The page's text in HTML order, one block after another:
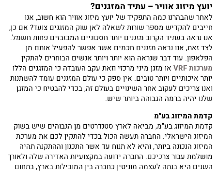
יועץ מיזוג אוויר – עתיד המזגנים?
לאחר שהבהרנו כמה התפקיד של יועץ מיזוג אוויר הוא חשוב, אנו
חייבים להקדיש מספר שורות לשאלה לאן שוק המזגנים צועד? אם כן,
אנו נראה בעתיד הקרוב מזגנים יותר חסכוניים המבזבזים פחות חשמל.
לצד זאת, אנו נראה מזגנים חכמים אשר אפשר להפעיל אותם מן
הפלאפון. עוד דבר שנראה הוא יותר ויותר אנשים הבוחרים להתקין
מערכות VRF
או מזגן מיני מרכזי וזאת עקב העובדה כי המזגנים הללו
יותר איכותיים ויותר טובים. אין ספק כי עולם המזגנים עומד להשתנות
ואנו צריכים לעקוב אחר השינויים בעולם זה, בכדי להבטיח כי המזגן
שלנו יהיה ברמה הגבוהה ביותר שיש.
קדמת המיזוג בע"מ
קדמת המיזוג בע"מ, מביאה לארץ סטנדרטים מן הגבוהים שיש בשוק
המיזוג הישראלי. החברה תעשה הכול בכדי להתקין לכם את מערכת
המיזוג הנכונה ביותר, והיא לא תנוח עד אשר התכנון וההתקנה תהיה
מושלמת עבור צרכיכם. החברה ידועה במקצועיות האדירה שלה ולאורך
השנים היא בנתה לעצמה מוניטין כחברה בין המובילות בארץ, בתחום